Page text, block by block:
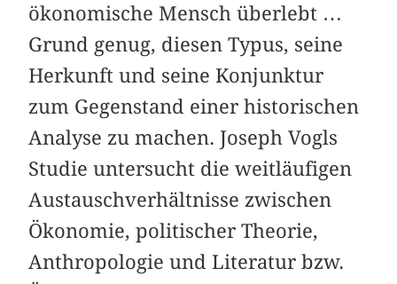
ökonomische Mensch überlebt …
Grund genug, diesen Typus, seine
Herkunft und seine Konjunktur
zum Gegenstand einer historischen
Analyse zu machen. Joseph Vogls
Studie untersucht die weitläufigen
Austauschverhältnisse zwischen
Ökonomie, politischer Theorie,
Anthropologie und Literatur bzw.